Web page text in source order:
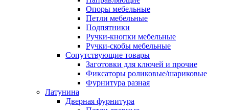
Опоры мебельные
Петли мебельные
Подпятники
Ручки-кнопки мебельные
Ручки-скобы мебельные
Сопутствующие товары
Заготовки для ключей и прочие
Фиксаторы роликовые/шариковые
Фурнитура разная
Латунина
Дверная фурнитура